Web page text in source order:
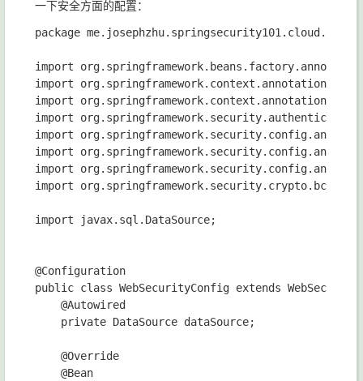
一下安全方面的配置：
package
import
import
import
import
import
import
import
import
import javax.sql.DataSource;
@Configuration
public class WebSecurityConfig extends
    @Autowired
    private DataSource dataSource;
    @Override
    @Bean